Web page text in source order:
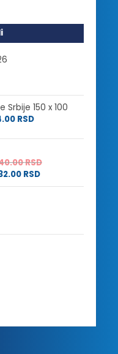
Srbije 150 x 100
RSD
RSDRaspon
od
RSDRaspon
cena:
2,832.00 RSD